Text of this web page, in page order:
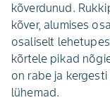
kõverdunud.
kõver, alumises
osaliselt
kõrtele pikad
on rabe ja
lühemad.